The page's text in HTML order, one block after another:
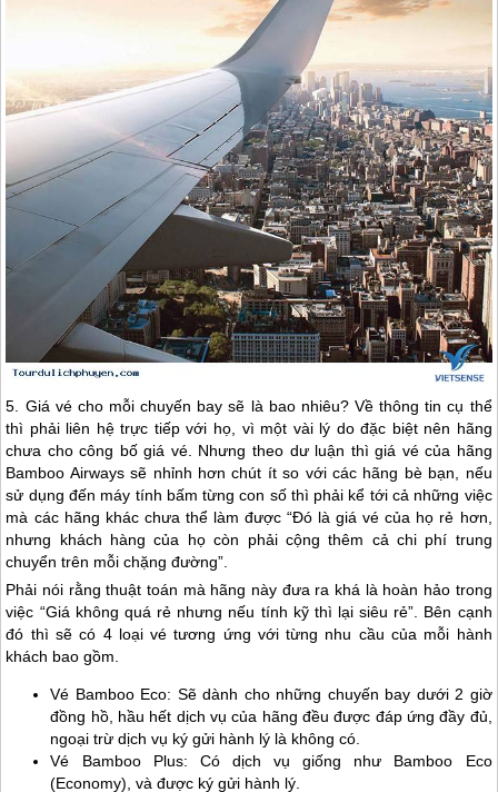
5. Giá vé cho mỗi chuyến bay sẽ là bao nhiêu? Về thông tin cụ thể
thì phải liên hệ trực tiếp với họ, vì một vài lý do đặc biệt nên hãng
chưa cho công bố giá vé. Nhưng theo dư luận thì giá vé của hãng
Bamboo Airways sẽ nhỉnh hơn chút ít so với các hãng bè bạn, nếu
sử dụng đến máy tính bấm từng con số thì phải kể tới cả những việc
mà các hãng khác chưa thể làm được “Đó là giá vé của họ rẻ hơn,
nhưng khách hàng của họ còn phải cộng thêm cả chi phí trung
chuyển trên mỗi chặng đường”.
Phải nói rằng thuật toán mà hãng này đưa ra khá là hoàn hảo trong
việc “Giá không quá rẻ nhưng nếu tính kỹ thì lại siêu rẻ”. Bên cạnh
đó thì sẽ có 4 loại vé tương ứng với từng nhu cầu của mỗi hành
khách bao gồm.
Vé Bamboo Eco: Sẽ dành cho những chuyến bay dưới 2 giờ
đồng hồ, hầu hết dịch vụ của hãng đều được đáp ứng đầy đủ,
ngoại trừ dịch vụ ký gửi hành lý là không có.
Vé Bamboo Plus: Có dịch vụ giống như Bamboo Eco
(Economy), và được ký gửi hành lý.